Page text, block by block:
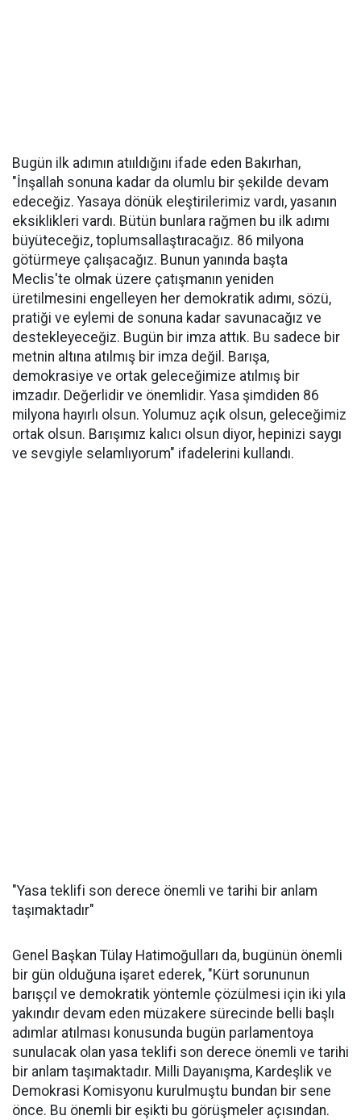
Bugün ilk adımın atııldığını ifade eden Bakırhan,
"İnşallah sonuna kadar da olumlu bir şekilde devam
edeceğiz. Yasaya dönük eleştirilerimiz vardı, yasanın
eksiklikleri vardı. Bütün bunlara rağmen bu ilk adımı
büyüteceğiz, toplumsallaştıracağız. 86 milyona
götürmeye çalışacağız. Bunun yanında başta
Meclis'te olmak üzere çatışmanın yeniden
üretilmesini engelleyen her demokratik adımı, sözü,
pratiği ve eylemi de sonuna kadar savunacağız ve
destekleyeceğiz. Bugün bir imza attık. Bu sadece bir
metnin altına atılmış bir imza değil. Barışa,
demokrasiye ve ortak geleceğimize atılmış bir
imzadır. Değerlidir ve önemlidir. Yasa şimdiden 86
milyona hayırlı olsun. Yolumuz açık olsun, geleceğimiz
ortak olsun. Barışımız kalıcı olsun diyor, hepinizi saygı
ve sevgiyle selamlıyorum" ifadelerini kullandı.
"Yasa teklifi son derece önemli ve tarihi bir anlam
taşımaktadır"
Genel Başkan Tülay Hatimoğulları da, bugünün önemli
bir gün olduğuna işaret ederek, "Kürt sorununun
barışçıl ve demokratik yöntemle çözülmesi için iki yıla
yakındır devam eden müzakere sürecinde belli başlı
adımlar atılması konusunda bugün parlamentoya
sunulacak olan yasa teklifi son derece önemli ve tarihi
bir anlam taşımaktadır. Milli Dayanışma, Kardeşlik ve
Demokrasi Komisyonu kurulmuştu bundan bir sene
önce. Bu önemli bir eşikti bu görüşmeler açısından.